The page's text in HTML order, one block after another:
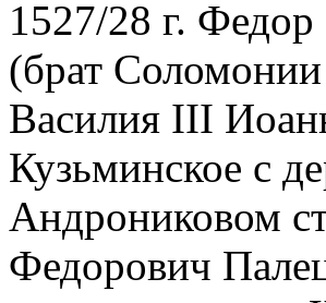
1527/28 г.
(брат
Василия III
Кузьминское с
Андрониковом
Федорович